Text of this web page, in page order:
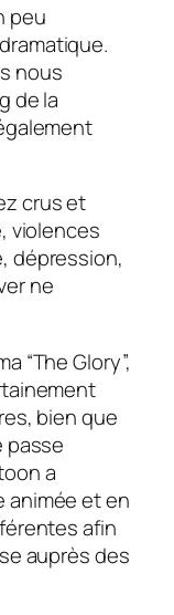
peu
nous
de la
crus et
violences
dépression,
ne
“The Glory”,
bien que
passe
a
animée et en
afin
auprès des